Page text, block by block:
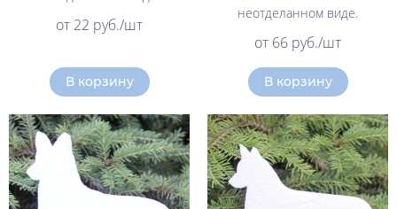
от 22 руб./шт
В корзину
неотделанном виде.
от 66 руб./шт
В корзину